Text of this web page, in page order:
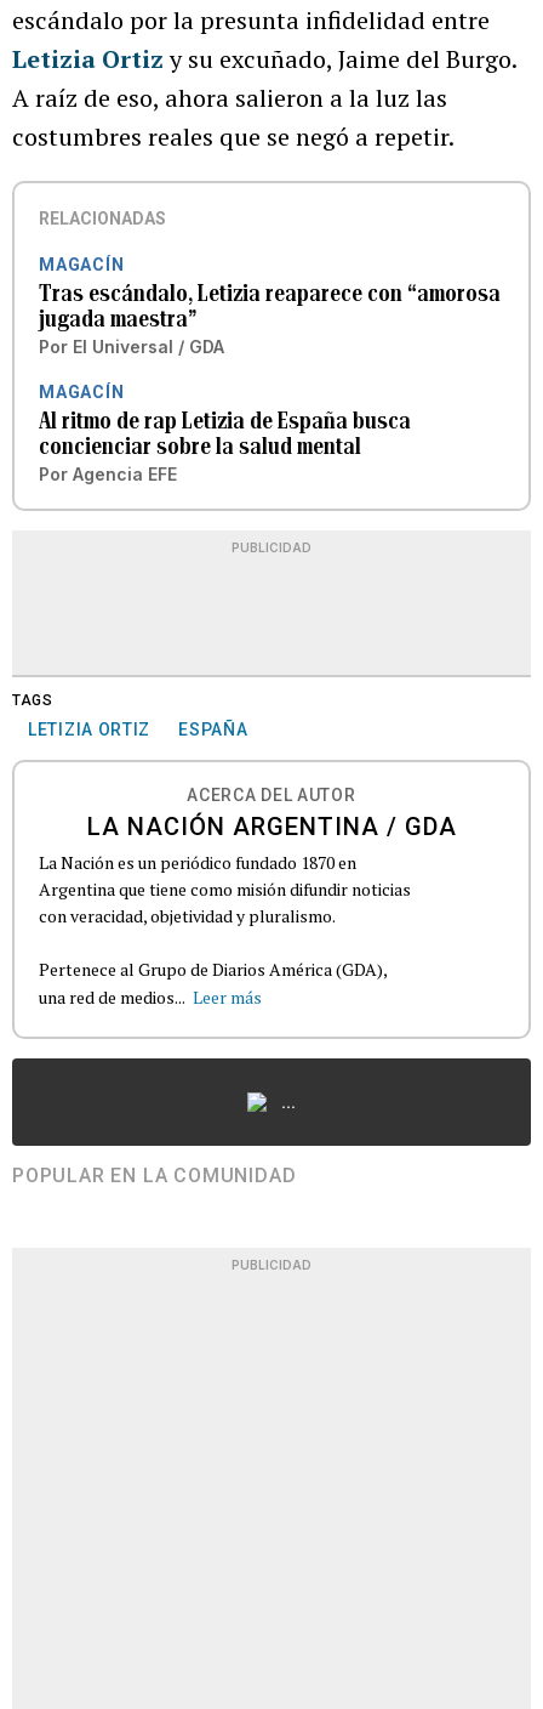
escándalo por la presunta infidelidad entre
Letizia Ortizy su excuñado, Jaime del Burgo.
A raíz de eso, ahora salieron a la luz las
costumbres reales que se negó a repetir.
RELACIONADAS
MAGACÍN
Tras escándalo, Letizia reaparece con “amorosa
jugada maestra”
Por El Universal / GDA
MAGACÍN
Al ritmo de rap Letizia de España busca
concienciar sobre la salud mental
Por Agencia EFE
PUBLICIDAD
TAGS
LETIZIA ORTIZ ESPAÑA
ACERCA DEL AUTOR
LA NACIÓN ARGENTINA / GDA
La Nación es un periódico fundado 1870 en
Argentina que tiene como misión difundir noticias
con veracidad, objetividad y pluralismo.
Pertenece al Grupo de Diarios América (GDA),
una red de medios... Leer más
...
POPULAR EN LA COMUNIDAD
PUBLICIDAD